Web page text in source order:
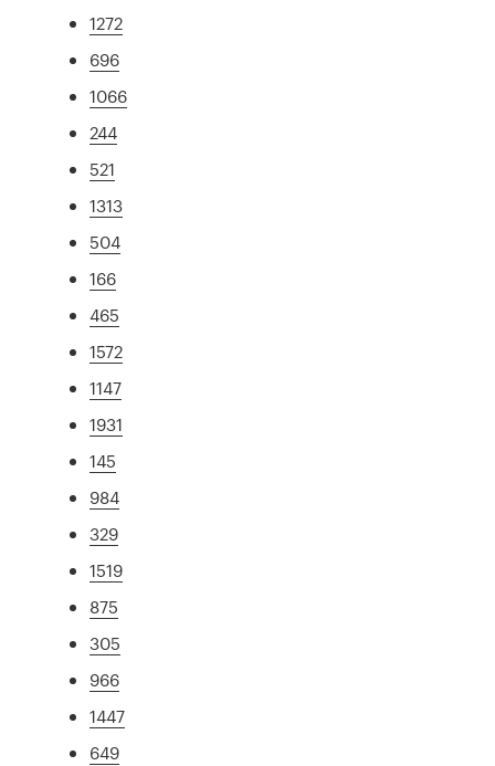
1272
696
1066
244
521
1313
504
166
465
1572
1147
1931
145
984
329
1519
875
305
966
1447
649